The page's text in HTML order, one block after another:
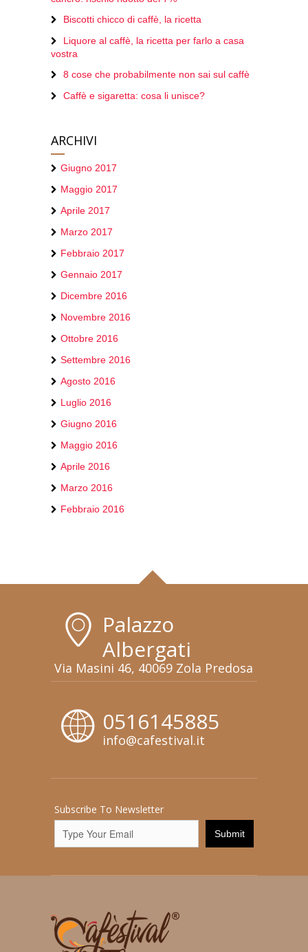
Biscotti chicco di caffè, la ricetta
Liquore al caffè, la ricetta per farlo a casa
vostra
8 cose che probabilmente non sai sul caffè
Caffè e sigaretta: cosa li unisce?
ARCHIVI
Giugno 2017
Maggio 2017
Aprile 2017
Marzo 2017
Febbraio 2017
Gennaio 2017
Dicembre 2016
Novembre 2016
Ottobre 2016
Settembre 2016
Agosto 2016
Luglio 2016
Giugno 2016
Maggio 2016
Aprile 2016
Marzo 2016
Febbraio 2016
Palazzo
Albergati
Via Masini 46, 40069 Zola Predosa
0516145885
info@cafestival.it
Subscribe To Newsletter